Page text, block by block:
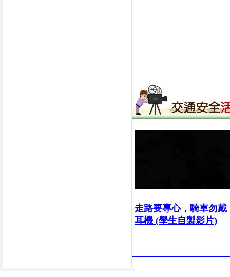
走路要專心，騎車勿戴
耳機 (學生自製影片)